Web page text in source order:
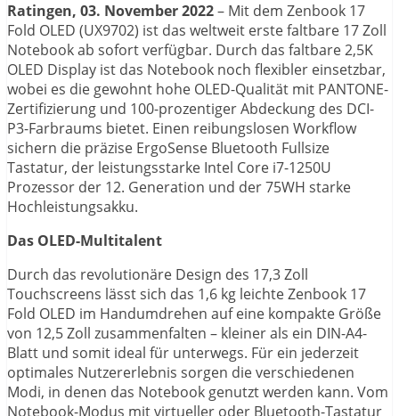
Ratingen, 03. November 2022– Mit dem Zenbook 17
Fold OLED (UX9702) ist das weltweit erste faltbare 17 Zoll
Notebook ab sofort verfügbar. Durch das faltbare 2,5K
OLED Display ist das Notebook noch flexibler einsetzbar,
wobei es die gewohnt hohe OLED-Qualität mit PANTONE-
Zertifizierung und 100-prozentiger Abdeckung des DCI-
P3-Farbraums bietet. Einen reibungslosen Workflow
sichern die präzise ErgoSense Bluetooth Fullsize
Tastatur, der leistungsstarke Intel Core i7-1250U
Prozessor der 12. Generation und der 75WH starke
Hochleistungsakku.
Das OLED-Multitalent
Durch das revolutionäre Design des 17,3 Zoll
Touchscreens lässt sich das 1,6 kg leichte Zenbook 17
Fold OLED im Handumdrehen auf eine kompakte Größe
von 12,5 Zoll zusammenfalten – kleiner als ein DIN-A4-
Blatt und somit ideal für unterwegs. Für ein jederzeit
optimales Nutzererlebnis sorgen die verschiedenen
Modi, in denen das Notebook genutzt werden kann. Vom
Notebook-Modus mit virtueller oder Bluetooth-Tastatur